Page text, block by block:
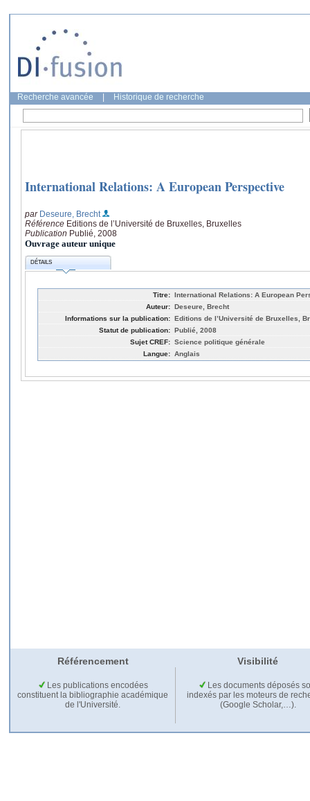
Recherche avancée Historique de recherche
International Relations: A European Perspective
par Deseure, Brecht
Référence Editions de l’Université de Bruxelles, Bruxelles
Publication Publié, 2008
Ouvrage auteur unique
DÉTAILS
Titre: International Relations: A European
Auteur: Deseure, Brecht
Informations sur la publication: Editions de l’Université de Bruxelles,
Statut de publication: Publié, 2008
Sujet CREF: Science politique générale
Langue: Anglais
Référencement Visibilité
Les publications encodées
constituent la bibliographie académique
de l'Université.
Les documents déposés
indexés par les moteurs de
(Google Scholar,…).